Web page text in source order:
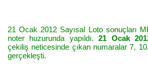
21 Ocak 2012 Sayısal Loto sonuçları
noter huzurunda yapıldı.21 Ocak
çekiliş neticesinde çıkan numaralar 7,
gerçekleşti.